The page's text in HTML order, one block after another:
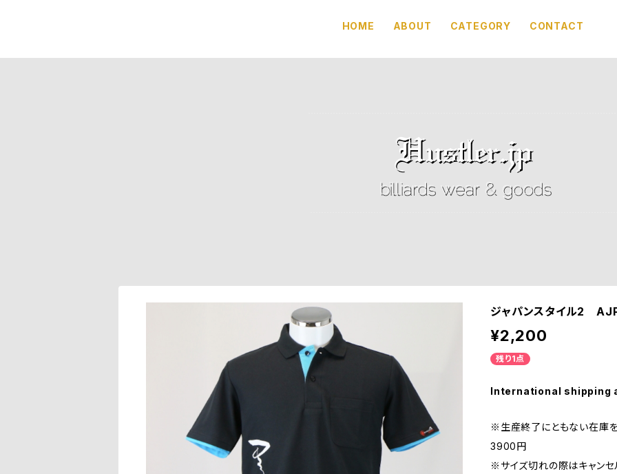
HOME ABOUT CATEGORY CONTACT
ジャパンスタイル2
¥2,200
残り1点
International shipping
※生産終了にともない在
3900円
※サイズ切れの際はキャンセ